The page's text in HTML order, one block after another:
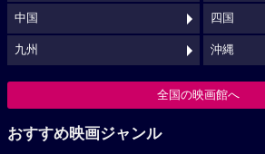
中国 四国
九州 沖縄
全国の映画館へ
おすすめ映画ジャンル